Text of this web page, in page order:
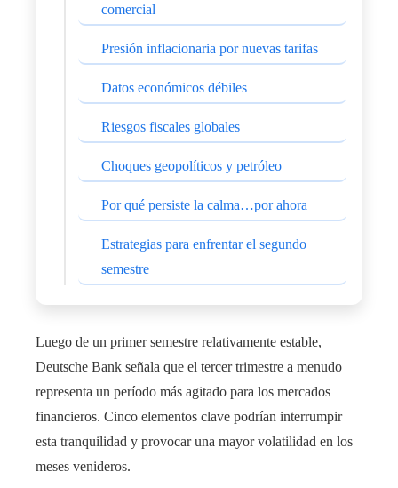
comercial
Presión inflacionaria por nuevas tarifas
Datos económicos débiles
Riesgos fiscales globales
Choques geopolíticos y petróleo
Por qué persiste la calma…por ahora
Estrategias para enfrentar el segundo
semestre
Luego de un primer semestre relativamente estable,
Deutsche Bank señala que el tercer trimestre a menudo
representa un período más agitado para los mercados
financieros. Cinco elementos clave podrían interrumpir
esta tranquilidad y provocar una mayor volatilidad en los
meses venideros.